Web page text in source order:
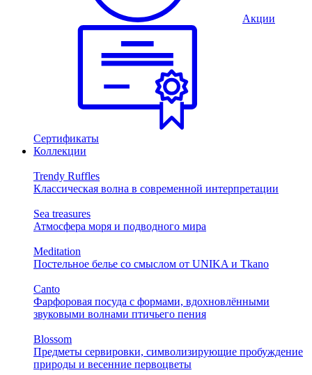
Акции
Сертификаты
Коллекции
Trendy Ruffles
Классическая волна в современной интерпретации
Sea treasures
Атмосфера моря и подводного мира
Meditation
Постельное белье со смыслом от UNIKA и Tkano
Canto
Фарфоровая посуда с формами, вдохновлёнными
звуковыми волнами птичьего пения
Blossom
Предметы сервировки, символизирующие пробуждение
природы и весенние первоцветы